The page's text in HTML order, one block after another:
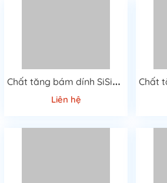
C
hất tăng bám dính SiSiB PC 3100
Liên hệ